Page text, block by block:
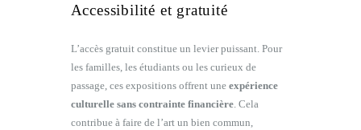
Accessibilité et gratuité
L’accès gratuit constitue un levier puissant. Pour
les familles, les étudiants ou les curieux de
passage, ces expositions offrent une expérience
culturelle sans contrainte financière. Cela
contribue à faire de l’art un bien commun,